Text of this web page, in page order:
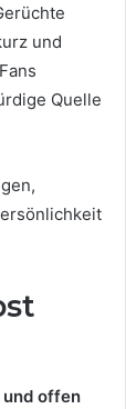
und
Quelle
offen